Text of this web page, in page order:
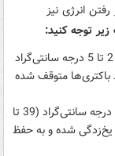
انرژی نیز
توجه کنید:
برای نوشیدنی‌ها و مواد غذایی بسته‌بندی شده، دمای 2 تا 5 درجه سانتی‌گراد
باکتری‌ها متوقف شده
برای نگهداری میوه‌ها و سبزیجات، دمایی میان 4 تا 7 درجه سانتی‌گراد (39 تا
یخ‌زدگی شده و به حفظ